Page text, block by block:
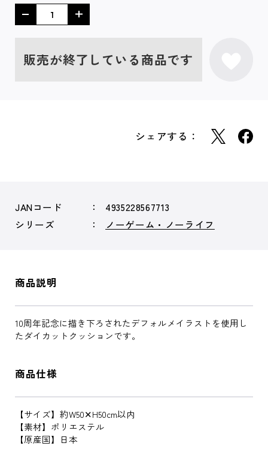
販売が終了している商品です
シェアする：
JANコード
4935228567713
シリーズ
ノーゲーム・ノーライフ
商品説明
10周年記念に描き下ろされたデフォルメイラストを使用し
たダイカットクッションです。
商品仕様
【サイズ】約W50✕H50cm以内
【素材】ポリエステル
【原産国】日本